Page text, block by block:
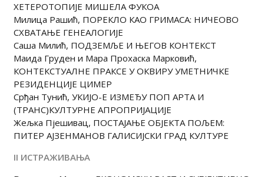
ХЕТЕРОТОПИЈЕ МИШЕЛА ФУКОА
Милица Рашић, ПОРЕКЛО КАО ГРИМАСА: НИЧЕОВО
СХВАТАЊЕ ГЕНЕАЛОГИЈЕ
Саша Милић, ПОДЗЕМЉЕ И ЊЕГОВ КОНТЕКСТ
Маида Груден и Мара Прохаска Марковић,
КОНТЕКСТУАЛНЕ ПРАКСЕ У ОКВИРУ УМЕТНИЧКЕ
РЕЗИДЕНЦИЈЕ ЦИМЕР
Срђан Тунић, УКИJО-Е ИЗМЕЂУ ПОП АРТА И
(ТРАНС)КУЛТУРНЕ АПРОПРИЈАЦИЈЕ
Жељка Пјешивац, ПОСТАЈАЊЕ ОБЈЕКТА ПОЉЕМ:
ПИТЕР АЈЗЕНМАНОВ ГАЛИСИЈСКИ ГРАД КУЛТУРЕ
II ИСТРАЖИВАЊА